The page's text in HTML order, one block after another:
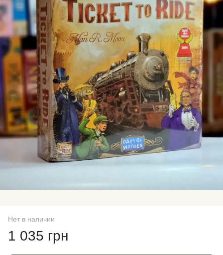
Нет в наличии
1 035 грн